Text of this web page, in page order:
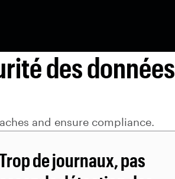
des données
and ensure compliance.
de journaux, pas